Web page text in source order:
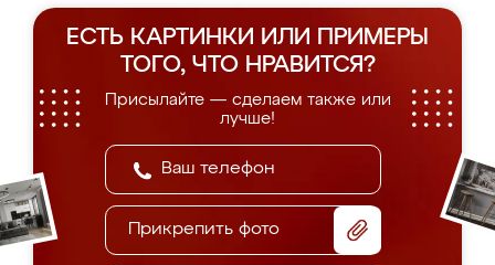
ЕСТЬ КАРТИНКИ ИЛИ ПРИМЕРЫ
ТОГО, ЧТО НРАВИТСЯ?
Присылайте — сделаем также или
лучше!
Прикрепить фото